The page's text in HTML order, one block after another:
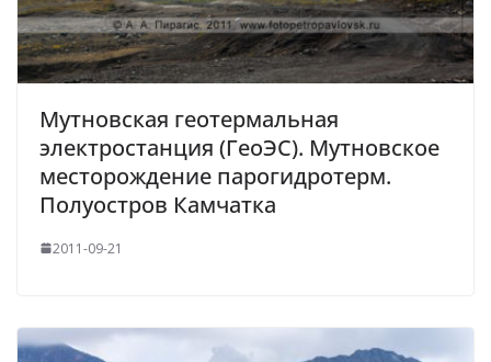
Мутновская геотермальная
электростанция (ГеоЭС). Мутновское
месторождение парогидротерм.
Полуостров Камчатка
2011-09-21